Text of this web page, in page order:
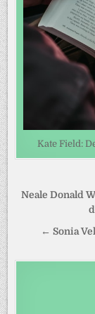
Kate Field:
Neale Donald
← Sonia